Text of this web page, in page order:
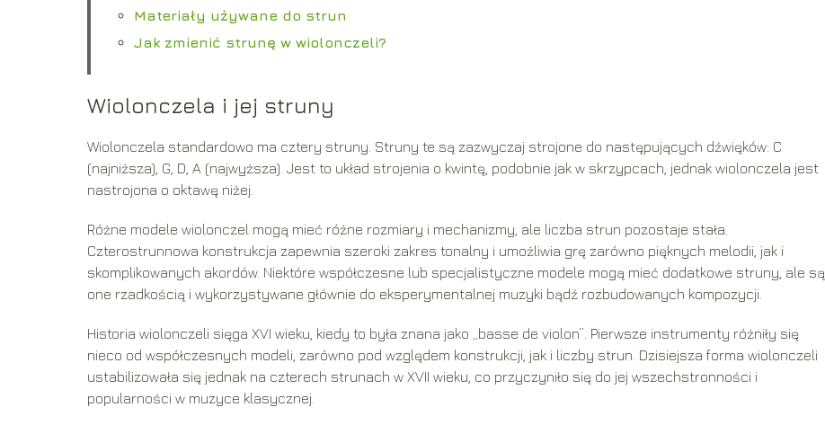
Materiały używane do strun
Jak zmienić strunę w wiolonczeli?
Wiolonczela i jej struny
Wiolonczela standardowo ma cztery struny. Struny te są zazwyczaj strojone do następujących dźwięków: C
(najniższa), G, D, A (najwyższa). Jest to układ strojenia o kwintę, podobnie jak w skrzypcach, jednak wiolonczela jest
nastrojona o oktawę niżej.
Różne modele wiolonczel mogą mieć różne rozmiary i mechanizmy, ale liczba strun pozostaje stała.
Czterostrunnowa konstrukcja zapewnia szeroki zakres tonalny i umożliwia grę zarówno pięknych melodii, jak i
skomplikowanych akordów. Niektóre współczesne lub specjalistyczne modele mogą mieć dodatkowe struny, ale są
one rzadkością i wykorzystywane głównie do eksperymentalnej muzyki bądź rozbudowanych kompozycji.
Historia wiolonczeli sięga XVI wieku, kiedy to była znana jako „basse de violon”. Pierwsze instrumenty różniły się
nieco od współczesnych modeli, zarówno pod względem konstrukcji, jak i liczby strun. Dzisiejsza forma wiolonczeli
ustabilizowała się jednak na czterech strunach w XVII wieku, co przyczyniło się do jej wszechstronności i
popularności w muzyce klasycznej.